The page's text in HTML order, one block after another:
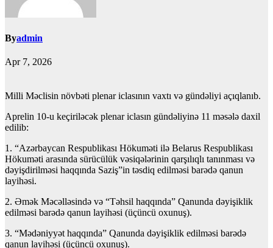
Byadmin
Apr 7, 2026
Milli Məclisin növbəti plenar iclasının vaxtı və gündəliyi açıqlanıb.
Aprelin 10-u keçiriləcək plenar iclasın gündəliyinə 11 məsələ daxil
edilib:
1. “Azərbaycan Respublikası Hökuməti ilə Belarus Respublikası
Hökuməti arasında sürücülük vəsiqələrinin qarşılıqlı tanınması və
dəyişdirilməsi haqqında Saziş”in təsdiq edilməsi barədə qanun
layihəsi.
2. Əmək Məcəlləsində və “Təhsil haqqında” Qanunda dəyişiklik
edilməsi barədə qanun layihəsi (üçüncü oxunuş).
3. “Mədəniyyət haqqında” Qanunda dəyişiklik edilməsi barədə
qanun layihəsi (üçüncü oxunuş).